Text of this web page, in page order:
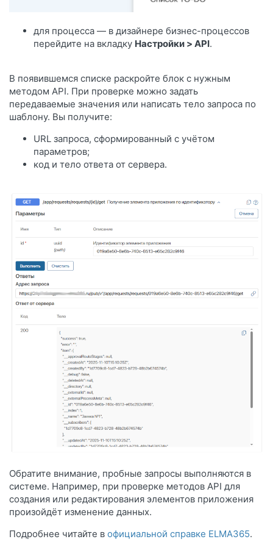
для процесса — в дизайнере бизнес-процессов
перейдите на вкладку Настройки > API.
В появившемся списке раскройте блок с нужным
методом API. При проверке можно задать
передаваемые значения или написать тело запроса по
шаблону. Вы получите:
URL запроса, сформированный с учётом
параметров;
код и тело ответа от сервера.
Обратите внимание, пробные запросы выполняются в
системе. Например, при проверке методов API для
создания или редактирования элементов приложения
произойдёт изменение данных.
Подробнее читайте в официальной справке ELMA365.